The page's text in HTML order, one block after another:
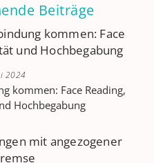
Beiträge
2024
kommen: Face Reading,
Hochbegabung